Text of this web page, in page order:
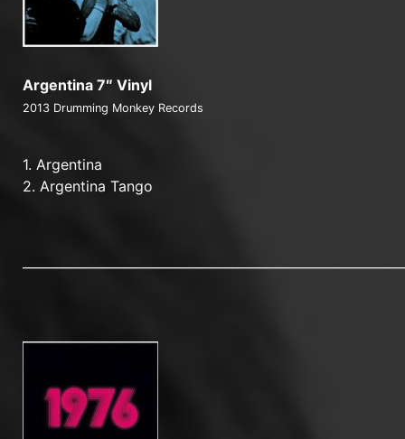
Argentina 7″ Vinyl
2013 Drumming Monkey Records
1. Argentina
2. Argentina Tango